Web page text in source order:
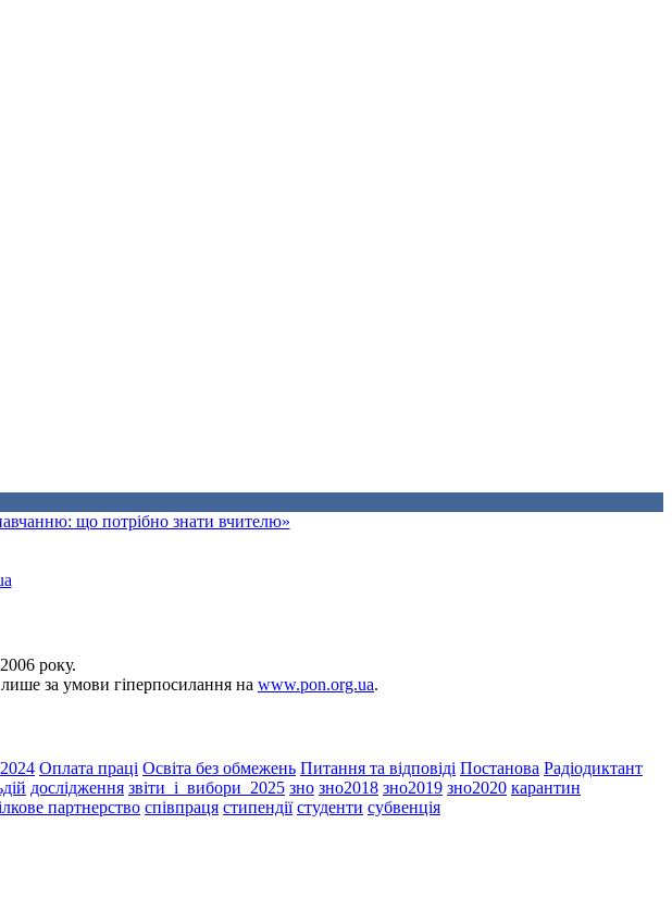
що потрібно знати вчителю»
року.
за умови гіперпосилання на www.pon.org.ua.
Оплата праці Освіта без обмежень Питання та відповіді Постанова Радіодиктант
дослідження звіти_і_вибори_2025 зно зно2018 зно2019 зно2020 карантин
партнерство співпраця стипендії студенти субвенція